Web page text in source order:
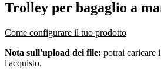
Trolley per bagaglio a
Come configurare il tuo prodotto
Nota sull'upload dei file: potrai caricare
l'acquisto.